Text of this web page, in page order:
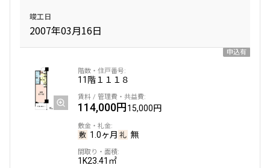
竣工日
2007年03月16日
申込有
11階１１１８
114,000円15,000円
1.0ヶ月 無
1K23.41㎡